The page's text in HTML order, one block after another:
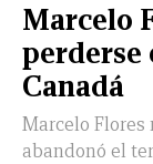
LEÓN
DE
VIDA
Marcelo
perderse
Canadá
Marcelo
abandonó el